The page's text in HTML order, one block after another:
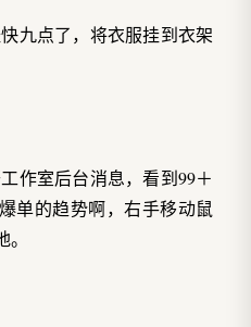
九点了，将衣服挂到衣架
作室后台消息，看到99＋
单的趋势啊，右手移动鼠